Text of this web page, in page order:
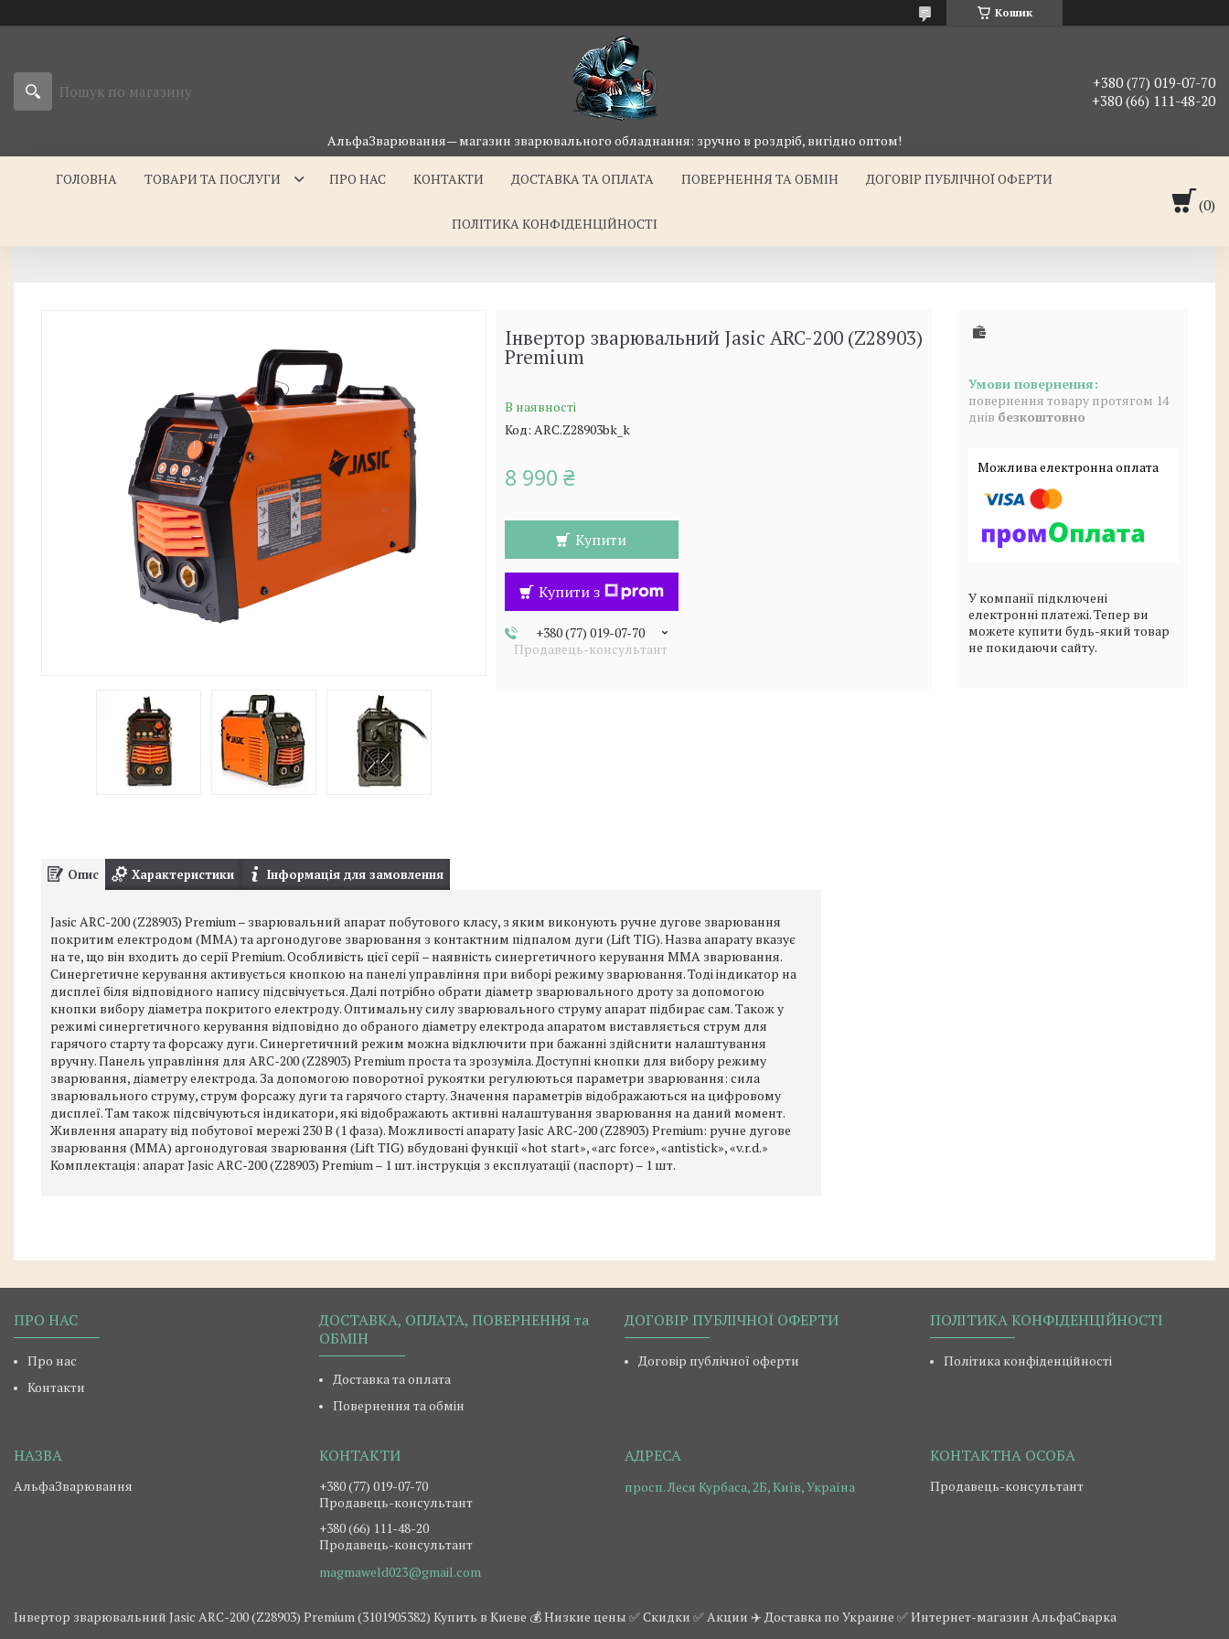
Кошик
АльфаЗварювання— магазин зварювального обладнання: зручно в роздріб, вигідно оптом!
+380 (77) 019-07-70
+380 (66) 111-48-20
ГОЛОВНА ТОВАРИ ТА ПОСЛУГИ ПРО НАС КОНТАКТИ ДОСТАВКА ТА ОПЛАТА ПОВЕРНЕННЯ ТА ОБМІН ДОГОВІР ПУБЛІЧНОЇ ОФЕРТИ
ПОЛІТИКА КОНФІДЕНЦІЙНОСТІ
Інвертор зварювальний Jasic ARC-200 (Z28903)
Premium
В наявності
Код: ARC.Z28903bk_k
8 990 ₴
Купити
Купити з
+380 (77) 019-07-70
Продавець-консультант
повернення товару протягом 14
днів безкоштовно
У компанії підключені
електронні платежі. Тепер ви
можете купити будь-який товар
не покидаючи сайту.
Опис Характеристики Інформація для замовлення
Jasic ARC-200 (Z28903) Premium – зварювальний апарат побутового класу, з яким виконують ручне дугове зварювання
покритим електродом (MMA) та аргонодугове зварювання з контактним підпалом дуги (Lift TIG). Назва апарату вказує
на те, що він входить до серії Premium. Особливість цієї серії – наявність синергетичного керування MMA зварювання.
Синергетичне керування активується кнопкою на панелі управління при виборі режиму зварювання. Тоді індикатор на
дисплеї біля відповідного напису підсвічується. Далі потрібно обрати діаметр зварювального дроту за допомогою
кнопки вибору діаметра покритого електроду. Оптимальну силу зварювального струму апарат підбирає сам. Також у
режимі синергетичного керування відповідно до обраного діаметру електрода апаратом виставляється струм для
гарячого старту та форсажу дуги. Синергетичний режим можна відключити при бажанні здійснити налаштування
вручну. Панель управління для ARC-200 (Z28903) Premium проста та зрозуміла. Доступні кнопки для вибору режиму
зварювання, діаметру електрода. За допомогою поворотної рукоятки регулюються параметри зварювання: сила
зварювального струму, струм форсажу дуги та гарячого старту. Значення параметрів відображаються на цифровому
дисплеї. Там також підсвічуються індикатори, які відображають активні налаштування зварювання на даний момент.
Живлення апарату від побутової мережі 230 В (1 фаза). Можливості апарату Jasic ARC-200 (Z28903) Premium: ручне дугове
зварювання (MMA) аргонодуговая зварювання (Lift TIG) вбудовані функції «hot start», «arc force», «antistick», «v.r.d.»
Комплектація: апарат Jasic ARC-200 (Z28903) Premium – 1 шт. інструкція з експлуатації (паспорт) – 1 шт.
ПРО НАС
Про нас
Контакти
ДОСТАВКА, ОПЛАТА, ПОВЕРНЕННЯ та
ОБМІН
Доставка та оплата
Повернення та обмін
ДОГОВІР ПУБЛІЧНОЇ ОФЕРТИ
Договір публічної оферти
ПОЛІТИКА КОНФІДЕНЦІЙНОСТІ
Політика конфіденційності
АльфаЗварювання
+380 (77) 019-07-70
Продавець-консультант
+380 (66) 111-48-20
Продавець-консультант
magmaweld023@gmail.com
просп. Леся Курбаса, 2Б, Київ, Україна Продавець-консультант
Інвертор зварювальний Jasic ARC-200 (Z28903) Premium (3101905382) Купить в Киеве 💰 Низкие цены ✅ Скидки ✅ Акции ✈️ Доставка по Украине ✅ Интернет-магазин АльфаСварка